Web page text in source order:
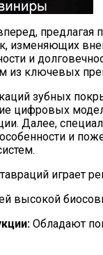
изменяющих
и
из ключевых
зубных
цифровых
Далее,
и
играет
высокой
Обладают